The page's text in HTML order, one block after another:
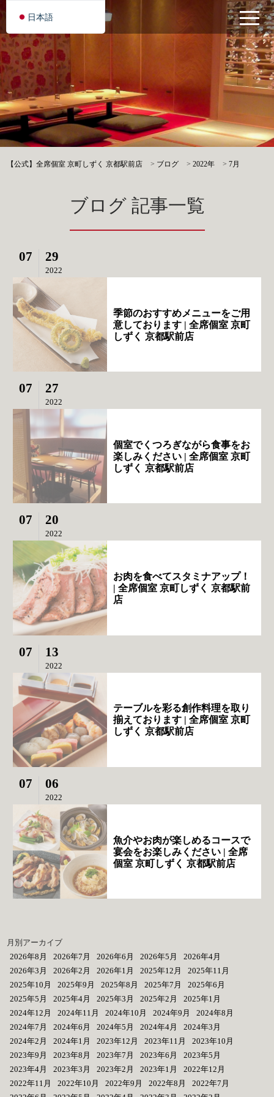
【公式】全席個室 京町しずく 京都駅前店 > ブログ >2022年 >7月
ブログ 記事一覧
07 29
2022
季節のおすすめメニューをご用
意しております | 全席個室 京町
しずく 京都駅前店
07 27
2022
個室でくつろぎながら食事をお
楽しみください | 全席個室 京町
しずく 京都駅前店
07 20
2022
お肉を食べてスタミナアップ！
| 全席個室 京町しずく 京都駅前
店
07 13
2022
テーブルを彩る創作料理を取り
揃えております | 全席個室 京町
しずく 京都駅前店
07 06
2022
魚介やお肉が楽しめるコースで
宴会をお楽しみください | 全席
個室 京町しずく 京都駅前店
月別アーカイブ
2026年8月
2026年7月 2026年6月 2026年5月
2026年4月
2026年3月
2026年2月 2026年1月 2025年12月
2025年11月
2025年10月
2025年9月 2025年8月 2025年7月
2025年6月
2025年5月
2025年4月 2025年3月 2025年2月
2025年1月
2024年12月
2024年11月 2024年10月 2024年9月
2024年8月
2024年7月
2024年6月 2024年5月 2024年4月
2024年3月
2024年2月
2024年1月 2023年12月 2023年11月
2023年10月
2023年9月
2023年8月 2023年7月 2023年6月
2023年5月
2023年4月
2023年3月 2023年2月 2023年1月
2022年12月
2022年11月
2022年10月 2022年9月 2022年8月
2022年7月
日本語